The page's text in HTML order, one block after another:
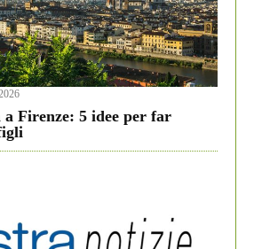
Firenze: 5 idee per far